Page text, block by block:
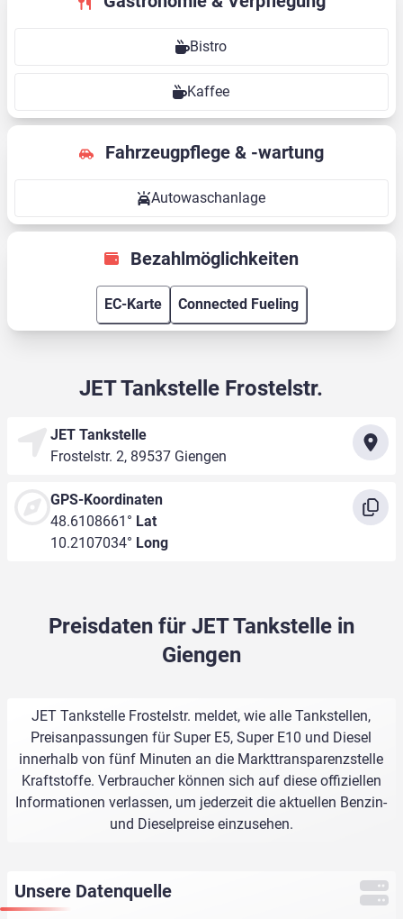
Bistro
Kaffee
Fahrzeugpflege & -wartung
Autowaschanlage
Bezahlmöglichkeiten
EC-Karte Connected Fueling
JET Tankstelle Frostelstr.
JET Tankstelle
Frostelstr. 2, 89537 Giengen
GPS-Koordinaten
48.6108661° Lat
10.2107034° Long
Preisdaten für JET Tankstelle in
Giengen
JET Tankstelle Frostelstr. meldet, wie alle Tankstellen,
Preisanpassungen für Super E5, Super E10 und Diesel
innerhalb von fünf Minuten an die Markttransparenzstelle
Kraftstoffe. Verbraucher können sich auf diese offiziellen
Informationen verlassen, um jederzeit die aktuellen Benzin-
und Dieselpreise einzusehen.
Unsere Datenquelle